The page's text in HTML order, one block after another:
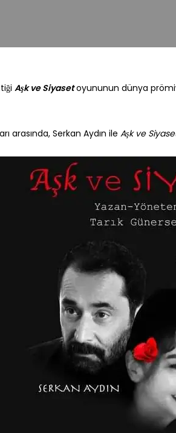
Aşk ve Siyasetoyununun dünya
arasında, Serkan Aydın ile Aşk ve